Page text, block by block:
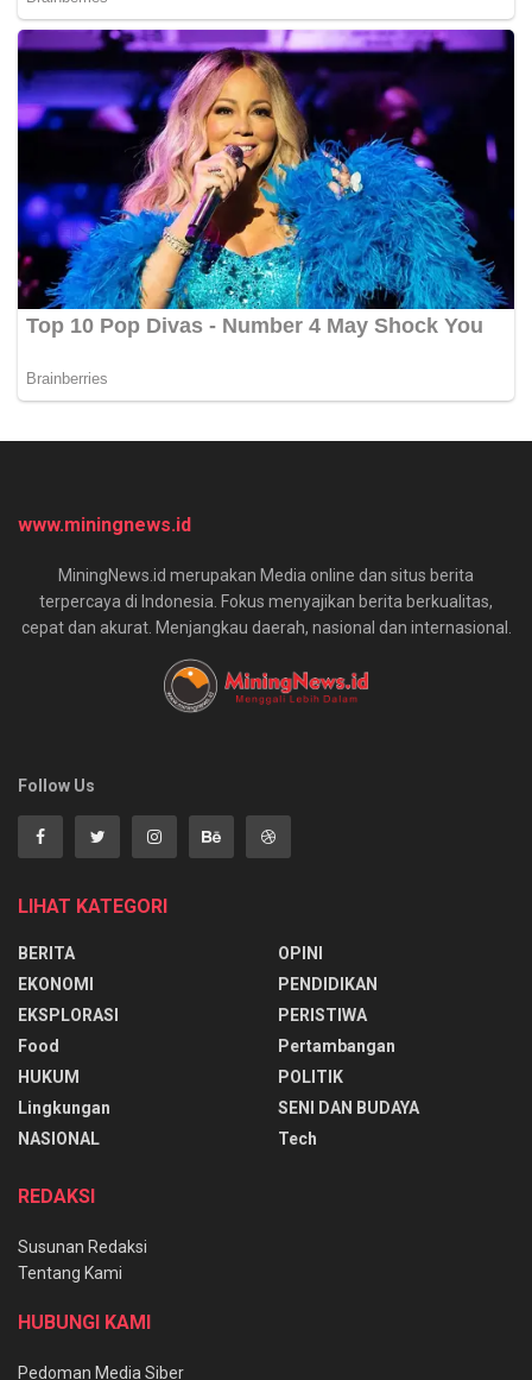
www.miningnews.id
MiningNews.id merupakan Media online dan situs berita
terpercaya di Indonesia. Fokus menyajikan berita berkualitas,
cepat dan akurat. Menjangkau daerah, nasional dan internasional.
Follow Us
LIHAT KATEGORI
BERITA
EKONOMI
EKSPLORASI
Food
HUKUM
Lingkungan
NASIONAL
OPINI
PENDIDIKAN
PERISTIWA
Pertambangan
POLITIK
SENI DAN BUDAYA
Tech
REDAKSI
Susunan Redaksi
Tentang Kami
HUBUNGI KAMI
Pedoman Media Siber